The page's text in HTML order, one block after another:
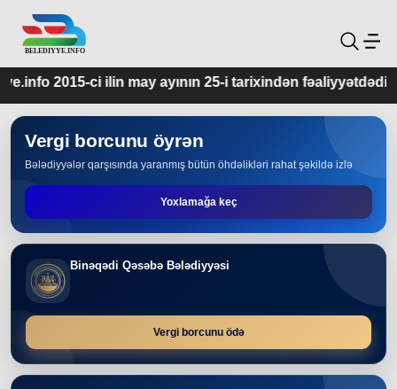
ayının 25-i tarixindən fəaliyyətdədir.
Vergi borcunu öyrən
Bələdiyyələr qarşısında yaranmış bütün öhdəlikləri rahat şəkildə izlə
Yoxlamağa keç
Binəqədi Qəsəbə Bələdiyyəsi
Vergi borcunu ödə